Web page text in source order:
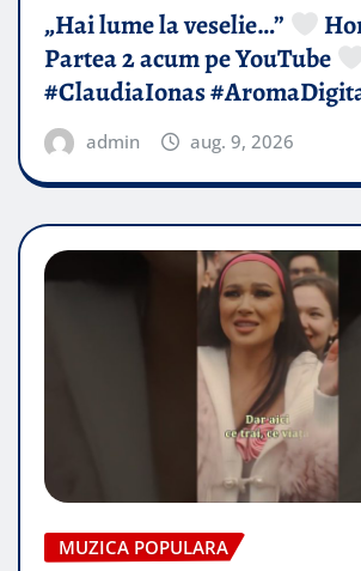
„Hai lume la veselie…”
Partea 2 acum pe YouTube
#ClaudiaIonas
admin aug. 9, 2026
MUZICA POPULARA